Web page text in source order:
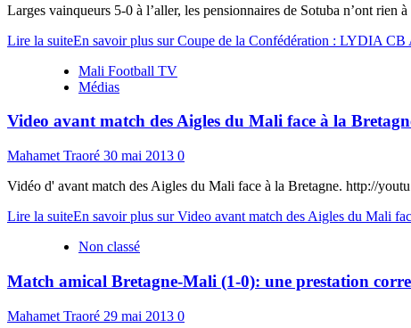
Larges vainqueurs 5-0 à l’aller, les pensionnaires de Sotuba n’ont rien
Lire la suiteEn savoir plus sur Coupe de la Confédération : LYDIA
Mali Football TV
Médias
Video avant match des Aigles du Mali face à la
Mahamet Traoré 30 mai 2013 0
Vidéo d' avant match des Aigles du Mali face à la Bretagne. http://
Lire la suiteEn savoir plus sur Video avant match des Aigles du Mali
Non classé
Match amical Bretagne-Mali (1-0): une prestation
Mahamet Traoré 29 mai 2013 0